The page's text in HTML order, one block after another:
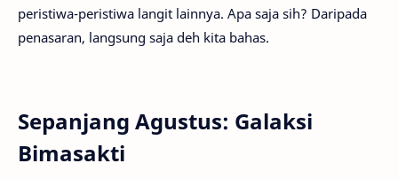
peristiwa-peristiwa langit lainnya. Apa saja sih? Daripada
penasaran, langsung saja deh kita bahas.
Sepanjang Agustus: Galaksi
Bimasakti